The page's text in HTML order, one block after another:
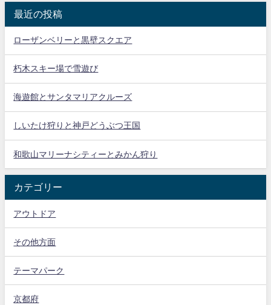
最近の投稿
ローザンベリーと黒壁スクエア
朽木スキー場で雪遊び
海遊館とサンタマリアクルーズ
しいたけ狩りと神戸どうぶつ王国
和歌山マリーナシティーとみかん狩り
カテゴリー
アウトドア
その他方面
テーマパーク
京都府